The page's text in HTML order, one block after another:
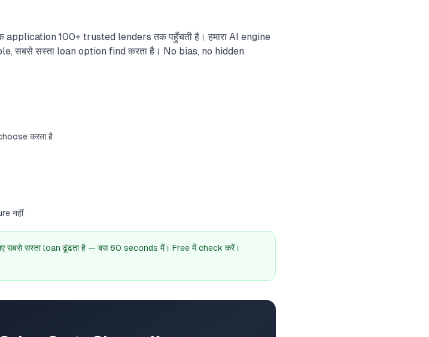
100+ trusted lenders तक पहुँचती है। हमारा AI engine
सबसे सस्ता loan option find करता है। No bias, no hidden
करता है
नहीं
सबसे सस्ता loan ढूंढता है — बस 60 seconds में। Free में check करें।